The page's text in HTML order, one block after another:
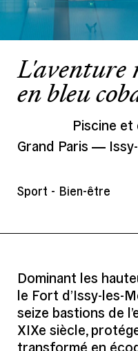
Piscine
Grand Paris
L'aventure
en bleu
Sport - Bien-être
Lieu
Date
Dominant les
le Fort d’Issy-les-
seize bastions de
XIXe siècle,
transformé en